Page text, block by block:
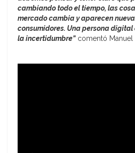
cambiando todo el tiempo, las
mercado cambia y aparecen
consumidores. Una persona
la incertidumbre”comentó Manuel